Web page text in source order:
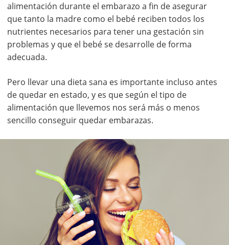
alimentación durante el embarazo a fin de asegurar
que tanto la madre como el bebé reciben todos los
nutrientes necesarios para tener una gestación sin
problemas y que el bebé se desarrolle de forma
adecuada.
Pero llevar una dieta sana es importante incluso antes
de quedar en estado, y es que según el tipo de
alimentación que llevemos nos será más o menos
sencillo conseguir quedar embarazas.